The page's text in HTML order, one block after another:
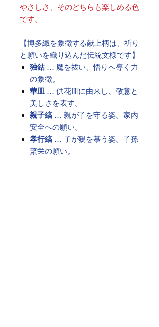
やさしさ、そのどちらも楽しめる色
です。
【博多織を象徴する献上柄は、祈り
と願いを織り込んだ伝統文様です】
独鈷… 魔を祓い、悟りへ導く力
の象徴。
華皿 … 供花皿に由来し、敬意と
美しさを表す。
親子縞 … 親が子を守る姿。家内
安全への願い。
孝行縞 … 子が親を慕う姿。子孫
繁栄の願い。